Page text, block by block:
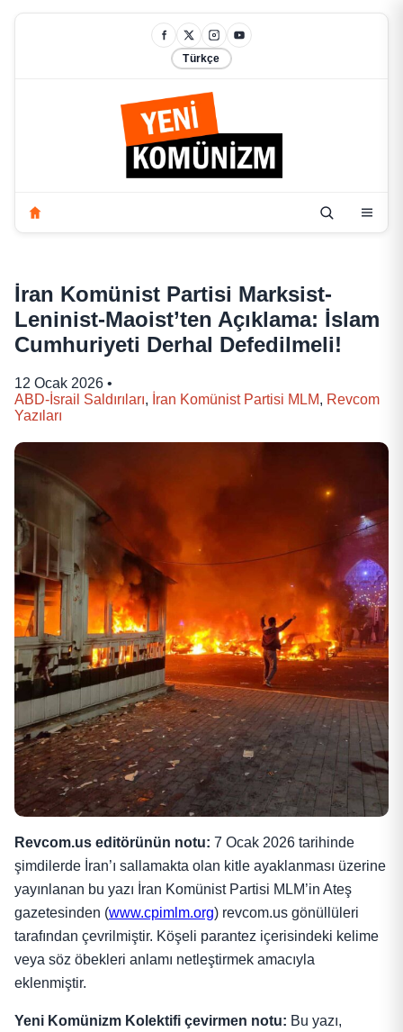
Türkçe
İran Komünist Partisi Marksist-
Leninist-Maoist’ten Açıklama: İslam
Cumhuriyeti Derhal Defedilmeli!
12 Ocak 2026 •
ABD-İsrail Saldırıları, İran Komünist Partisi MLM, Revcom
Yazıları
Revcom.us editörünün notu: 7 Ocak 2026 tarihinde
şimdilerde İran’ı sallamakta olan kitle ayaklanması üzerine
yayınlanan bu yazı İran Komünist Partisi MLM’in Ateş
gazetesinden (www.cpimlm.org) revcom.us gönüllüleri
tarafından çevrilmiştir. Köşeli parantez içerisindeki kelime
veya söz öbekleri anlamı netleştirmek amacıyla
eklenmiştir.
Yeni Komünizm Kolektifi çevirmen notu: Bu yazı,